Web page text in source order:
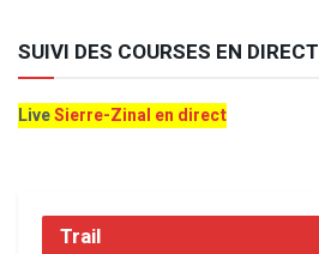
SUIVI DES COURSES EN DIRECT
LiveSierre-Zinal en direct
Trail